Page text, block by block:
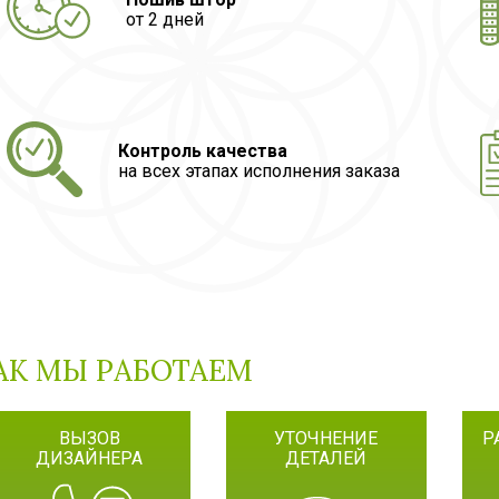
электрокарниза Onviz,
карниз в подарок.
При покупке готового тюля — деревянный
от 2 дней
Контроль качества
на всех этапах исполнения заказа
МЫ РАБОТАЕМ
ВЫЗОВ
ДИЗАЙНЕРА
УТОЧНЕНИЕ
ДЕТАЛЕЙ